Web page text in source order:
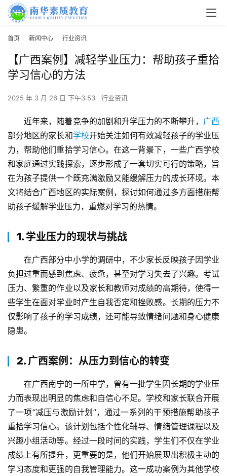
首页 新闻中心 行业资讯
【广西案例】减轻学业压力：帮助孩子重拾
学习信心的方法
2025 年 3 月 26 日 下午3:53 行业资讯
近年来，随着竞争的加剧和升学压力的不断攀升， 广西
部分地区的家长和学校开始关注如何有效减轻孩子的学业压
力，帮助他们重拾学习信心。在这一背景下，一些广西学校
和家庭通过实践探索，逐步形成了一套切实可行的策略，旨
在为孩子提供一个既充满激励又能缓解压力的成长环境。本
文将结合广西地区的实际案例，探讨如何通过多方面措施帮
助孩子缓解学业压力，重燃对学习的热情。
1. 学业压力的现状与挑战
在广西部分中小学的调研中，不少家长反映孩子因学业
负担过重而感到焦虑、疲惫，甚至对学习失去了兴趣。考试
压力、繁重的作业以及家长和教师对成绩的高期待，使得一
些学生在面对学业时产生自我否定和挫败感。长期的压力不
仅影响了孩子的学习成绩，还可能导致情绪问题和身心健康
隐患。
2. 广西案例：从压力到信心的转变
在广西南宁的一所中学，曾有一批学生因长期的学业压
力而表现出明显的焦虑和自信心不足。学校和家长联合开展
了一项“减压与激励计划”，通过一系列的干预措施帮助孩子
重拾学习信心。该计划包括个性化辅导、情绪管理课程以及
兴趣小组活动等。经过一段时间的实践，学生们不仅在学业
成绩上有所提升，更重要的是，他们开始展现出积极主动的
学习态度和更强的自我管理能力。这一成功案例为其他学校